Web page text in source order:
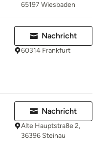
65197 Wiesbaden
Nachricht
60314 Frankfurt
Nachricht
Alte Hauptstraße 2,
36396 Steinau